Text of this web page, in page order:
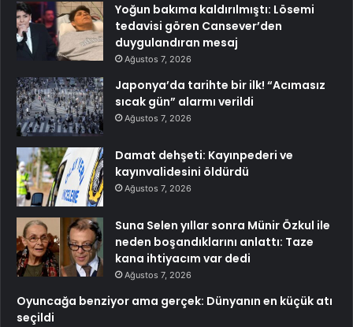
Yoğun bakıma kaldırılmıştı: Lösemi
tedavisi gören Cansever’den
duygulandıran mesaj
Ağustos 7, 2026
Japonya’da tarihte bir ilk! “Acımasız
sıcak gün” alarmı verildi
Ağustos 7, 2026
Damat dehşeti: Kayınpederi ve
kayınvalidesini öldürdü
Ağustos 7, 2026
Suna Selen yıllar sonra Münir Özkul ile
neden boşandıklarını anlattı: Taze
kana ihtiyacım var dedi
Ağustos 7, 2026
Oyuncağa benziyor ama gerçek: Dünyanın en küçük atı
seçildi